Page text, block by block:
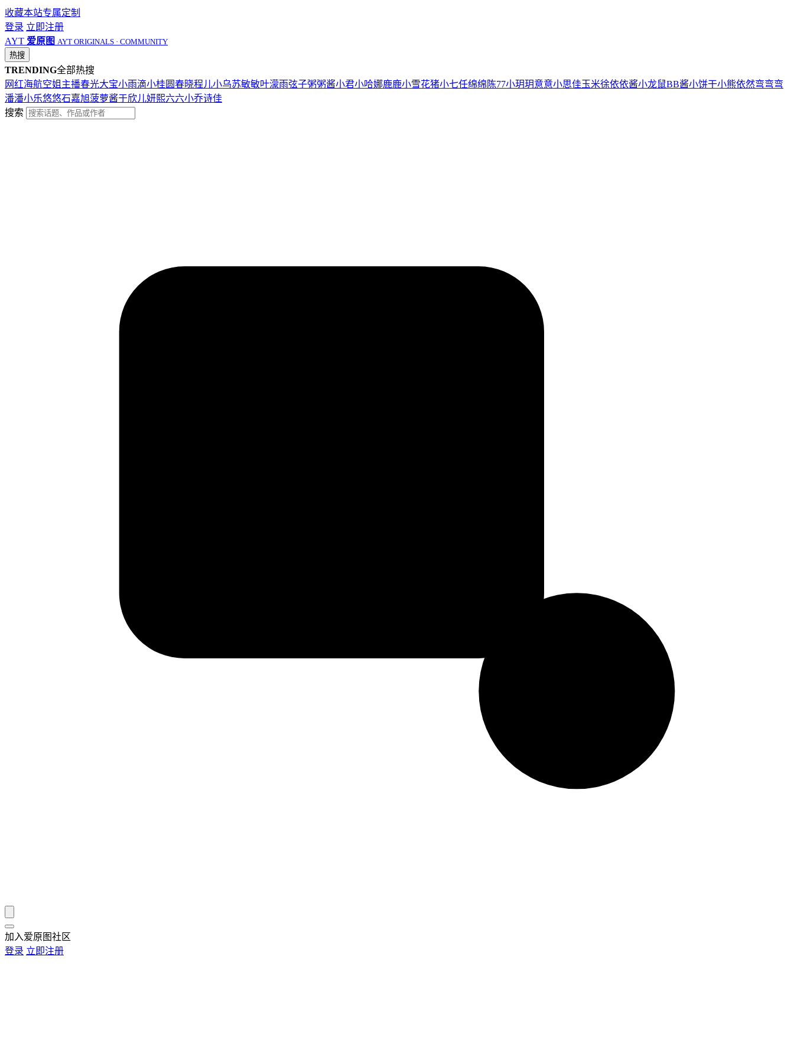
收藏本站专属定制
登录 立即注册
AYT 爱原图 AYT ORIGINALS · COMMUNITY
热搜
TRENDING全部热搜
网红海航空姐 主播春光大宝小雨滴小桂圆春晓程儿小乌苏敏敏叶濛雨弦子粥粥酱小君小哈娜鹿鹿小雪花猪小七任绵绵 陈77小玥玥意意小思佳玉米徐依依酱小龙鼠BB酱小饼干小熊依然弯弯弯
潘潘小乐悠悠石嘉旭菠萝酱于欣儿妍熙六六小乔诗佳
搜索
加入爱原图社区
登录 立即注册